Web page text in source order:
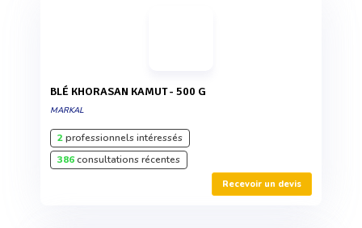
BLÉ KHORASAN KAMUT - 500 G
MARKAL
2professionnels intéressés
386consultations récentes
Recevoir un devis